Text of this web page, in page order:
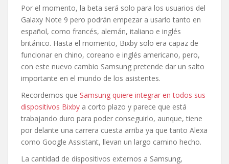
Por el momento, la beta será solo para los usuarios del
Galaxy Note 9 pero podrán empezar a usarlo tanto en
español, como francés, alemán, italiano e inglés
británico. Hasta el momento, Bixby solo era capaz de
funcionar en chino, coreano e inglés americano, pero,
con este nuevo cambio Samsung pretende dar un salto
importante en el mundo de los asistentes.
Recordemos que Samsung quiere integrar en todos sus
dispositivos Bixby a corto plazo y parece que está
trabajando duro para poder conseguirlo, aunque, tiene
por delante una carrera cuesta arriba ya que tanto Alexa
como Google Assistant, llevan un largo camino hecho.
La cantidad de dispositivos externos a Samsung,